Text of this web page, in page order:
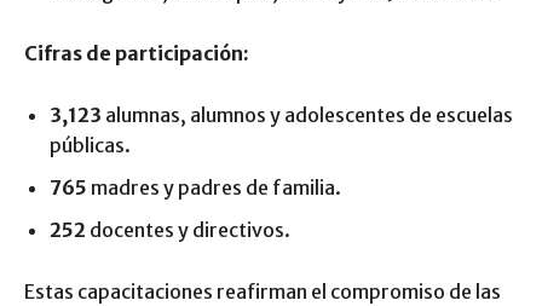
Cifras de participación:
3,123 alumnas, alumnos y adolescentes de escuelas
públicas.
765 madres y padres de familia.
252 docentes y directivos.
Estas capacitaciones reafirman el compromiso de las